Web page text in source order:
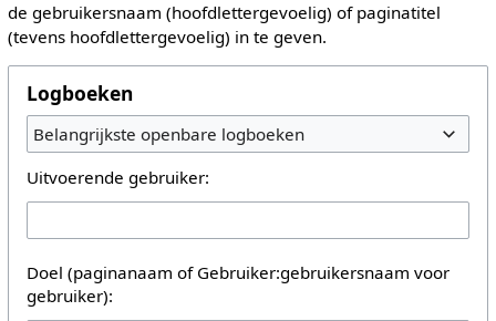
de gebruikersnaam (hoofdlettergevoelig) of paginatitel
(tevens hoofdlettergevoelig) in te geven.
Logboeken
Belangrijkste openbare logboeken
Uitvoerende gebruiker:
Doel (paginanaam of Gebruiker:gebruikersnaam voor
gebruiker):